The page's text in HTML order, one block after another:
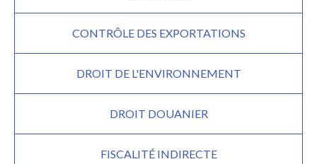
CONTRÔLE DES EXPORTATIONS
DROIT DE L'ENVIRONNEMENT
DROIT DOUANIER
FISCALITÉ INDIRECTE